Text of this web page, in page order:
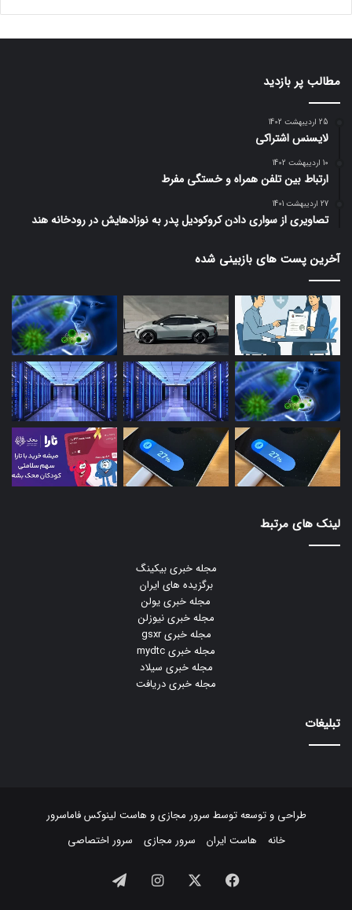
مطالب پر بازدید
25 اردیبهشت 1402
لایسنس اشتراکی
10 اردیبهشت 1402
ارتباط بین تلفن همراه و خستگی مفرط
27 اردیبهشت 1401
تصاویری از سواری دادن کروکودیل پدر به نوزادهایش در رودخانه هند
آخرین پست های بازبینی شده
لینک های مرتبط
مجله خبری بیکینگ
برگزیده های ایران
مجله خبری یولن
مجله خبری نیوزلن
مجله خبری gsxr
مجله خبری mydtc
مجله خبری سیلاد
مجله خبری دریافت
تبلیغات
طراحی و توسعه توسط سرور مجازیو هاست لینوکسفاماسرور
خانه
هاست ایران سرور مجازی سرور اختصاصی
فیسبوک ایکس اینستاگرام